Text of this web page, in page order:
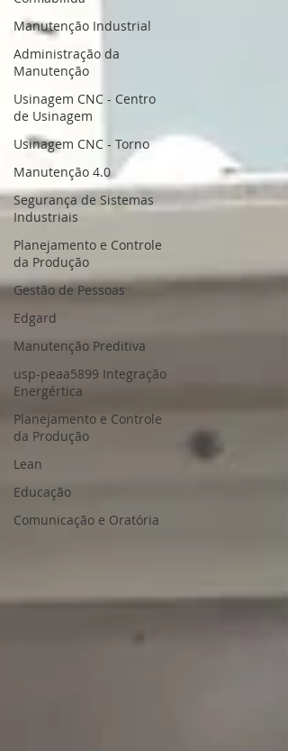
Manutenção Industrial
Administração da
Manutenção
Usinagem CNC - Centro
de Usinagem
Usinagem CNC - Torno
Manutenção 4.0
Segurança de Sistemas
Industriais
Planejamento e Controle
da Produção
Gestão de Pessoas
Edgard
Manutenção Preditiva
usp-peaa5899 Integração
Energértica
Planejamento e Controle
da Produção
Lean
Educação
Comunicação e Oratória